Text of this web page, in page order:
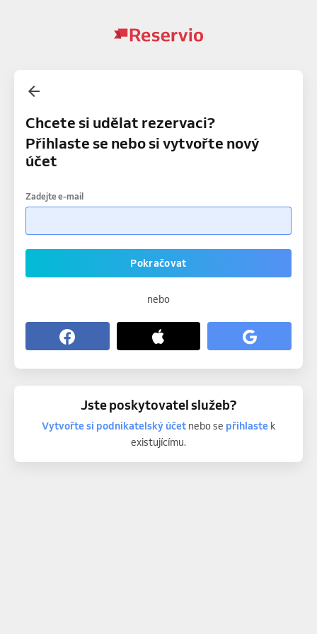
Chcete si udělat rezervaci?
Přihlaste se nebo si vytvořte nový
účet
Zadejte e-mail
Pokračovat
nebo
Jste poskytovatel služeb?
Vytvořte si podnikatelský účetnebo se přihlastek
existujícímu.